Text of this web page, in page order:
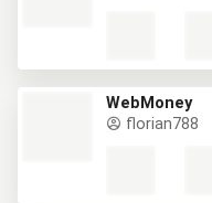
WebMoney
florian788